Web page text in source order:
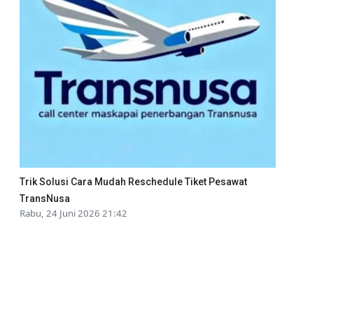
Trik Solusi Cara Mudah Reschedule Tiket Pesawat
TransNusa
Rabu, 24 Juni 2026 21:42